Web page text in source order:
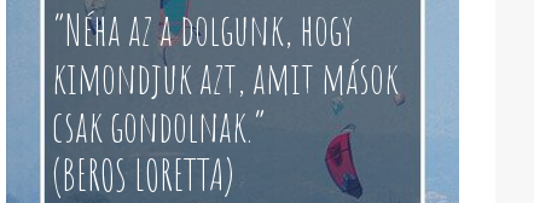
“Néha az a dolgunk, hogy
kimondjuk azt, amit mások
csak gondolnak.”
(BEROS LORETTA)